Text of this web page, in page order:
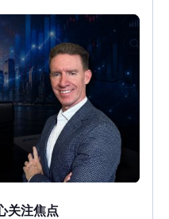
关注焦点